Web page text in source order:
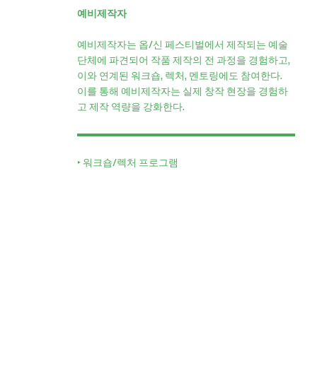
예비제작자
예비제작자는 옵/신 페스티벌에서 제작되는 예술
단체에 파견되어 작품 제작의 전 과정을 경험하고,
이와 연계된 워크숍, 렉처, 멘토링에도 참여한다.
이를 통해 예비제작자는 실제 창작 현장을 경험하
고 제작 역량을 강화한다.
‣ 워크숍/렉처 프로그램